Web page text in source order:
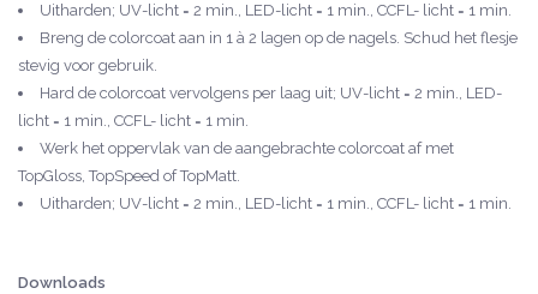
Uitharden; UV-licht = 2 min., LED-licht = 1 min., CCFL- licht = 1 min.
Breng de colorcoat aan in 1 à 2 lagen op de nagels. Schud het flesje
stevig voor gebruik.
Hard de colorcoat vervolgens per laag uit; UV-licht = 2 min., LED-
licht = 1 min., CCFL- licht = 1 min.
Werk het oppervlak van de aangebrachte colorcoat af met
TopGloss, TopSpeed of TopMatt.
Uitharden; UV-licht = 2 min., LED-licht = 1 min., CCFL- licht = 1 min.
Downloads